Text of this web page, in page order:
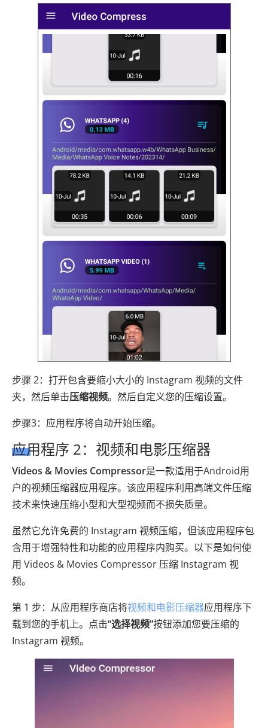
步骤 2：打开包含要缩小大小的 Instagram 视频的文件
夹，然后单击压缩视频。然后自定义您的压缩设置。
步骤3：应用程序将自动开始压缩。
应用程序 2：视频和电影压缩器
Videos & Movies Compressor是一款适用于Android用
户的视频压缩器应用程序。该应用程序利用高端文件压缩
技术来快速压缩小型和大型视频而不损失质量。
虽然它允许免费的 Instagram 视频压缩，但该应用程序包
含用于增强特性和功能的应用程序内购买。以下是如何使
用 Videos & Movies Compressor 压缩 Instagram 视
频。
第 1 步：从应用程序商店将视频和电影压缩器应用程序下
载到您的手机上。点击“选择视频”按钮添加您要压缩的
Instagram 视频。